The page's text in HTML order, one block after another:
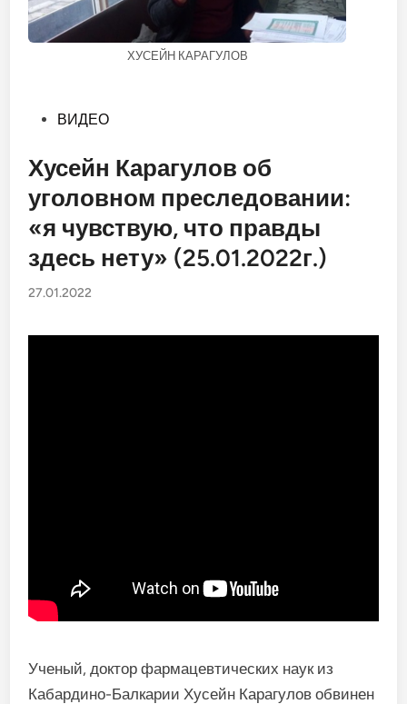
ХУСЕЙН КАРАГУЛОВ
Опубликовано
ВИДЕО
Хусейн Карагулов об
уголовном преследовании:
«я чувствую, что правды
здесь нету» (25.01.2022г.)
27.01.2022
Ученый, доктор фармацевтических наук из
Кабардино-Балкарии Хусейн Карагулов обвинен